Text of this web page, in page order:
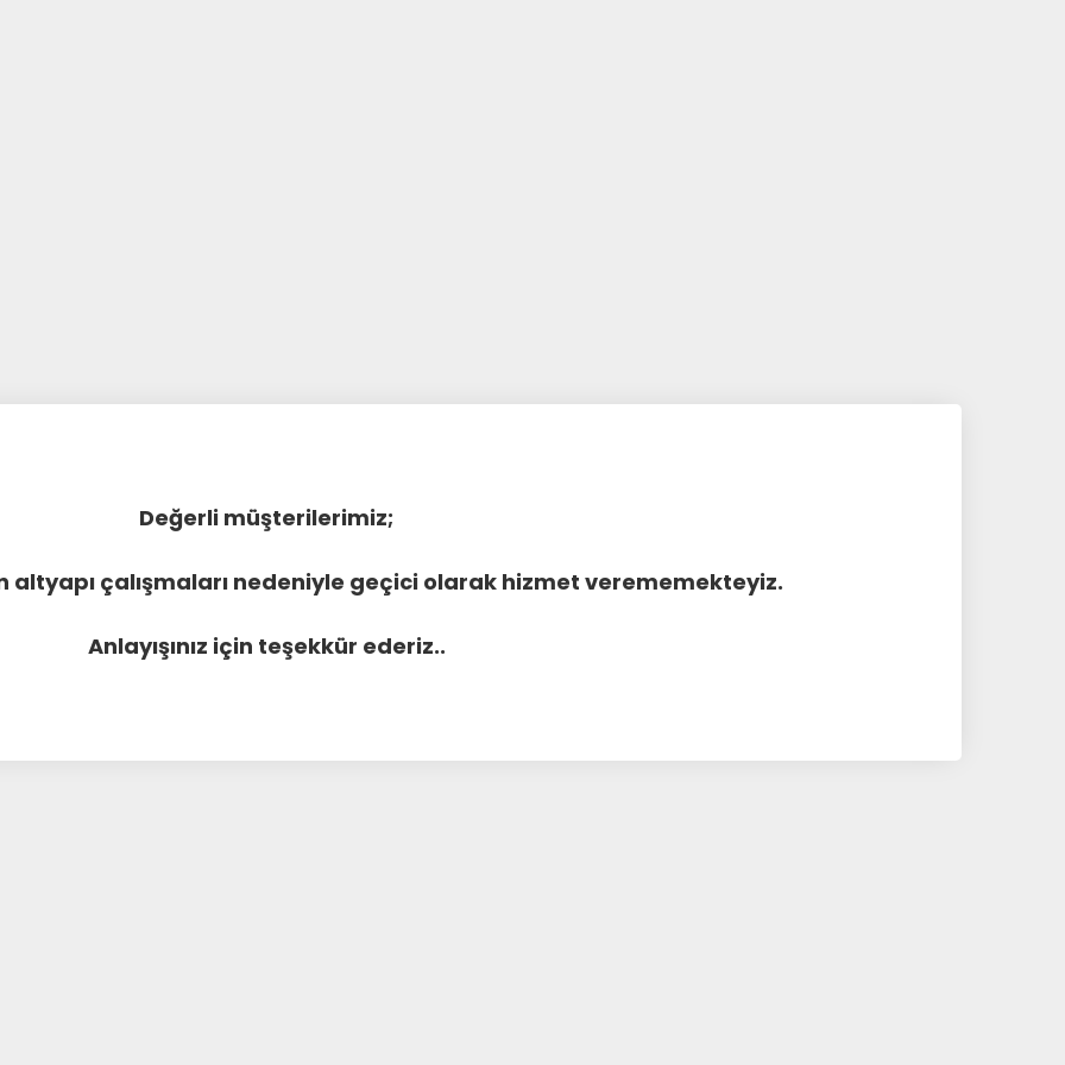
Değerli müşterilerimiz;
altyapı çalışmaları nedeniyle geçici olarak hizmet verememekteyiz.
Anlayışınız için teşekkür ederiz..